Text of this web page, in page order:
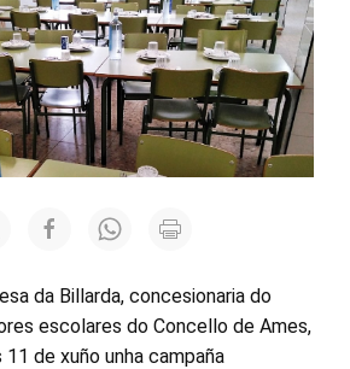
da Billarda, concesionaria do
escolares do Concello de Ames,
de xuño unha campaña